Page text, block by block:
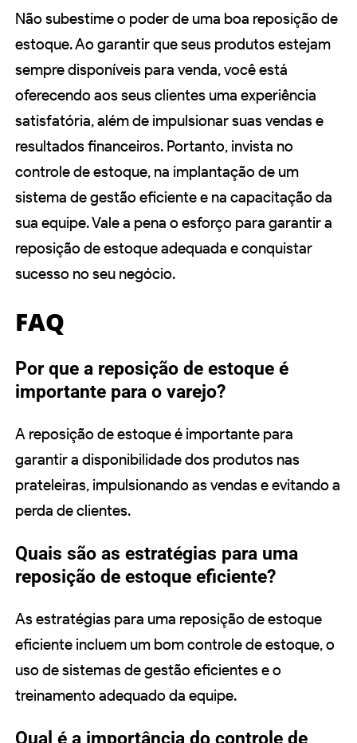
Não subestime o poder de uma boa reposição de
estoque. Ao garantir que seus produtos estejam
sempre disponíveis para venda, você está
oferecendo aos seus clientes uma experiência
satisfatória, além de impulsionar suas vendas e
resultados financeiros. Portanto, invista no
controle de estoque, na implantação de um
sistema de gestão eficiente e na capacitação da
sua equipe. Vale a pena o esforço para garantir a
reposição de estoque adequada e conquistar
sucesso no seu negócio.
FAQ
Por que a reposição de estoque é
importante para o varejo?
A reposição de estoque é importante para
garantir a disponibilidade dos produtos nas
prateleiras, impulsionando as vendas e evitando a
perda de clientes.
Quais são as estratégias para uma
reposição de estoque eficiente?
As estratégias para uma reposição de estoque
eficiente incluem um bom controle de estoque, o
uso de sistemas de gestão eficientes e o
treinamento adequado da equipe.